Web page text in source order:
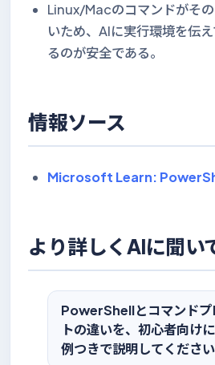
Linux/Macのコマンドがそ
いため、AIに実行環境を伝
るのが安全である。
情報ソース
Microsoft Learn:
より詳しくAIに聞い
PowerShellとコマンドプ
トの違いを、初心者向け
例つきで説明してください